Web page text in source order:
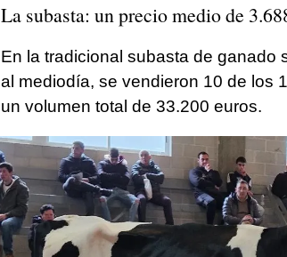
La subasta: un precio medio de
En la tradicional subasta de ganado
al mediodía, se vendieron 10 de los
un volumen total de 33.200 euros.